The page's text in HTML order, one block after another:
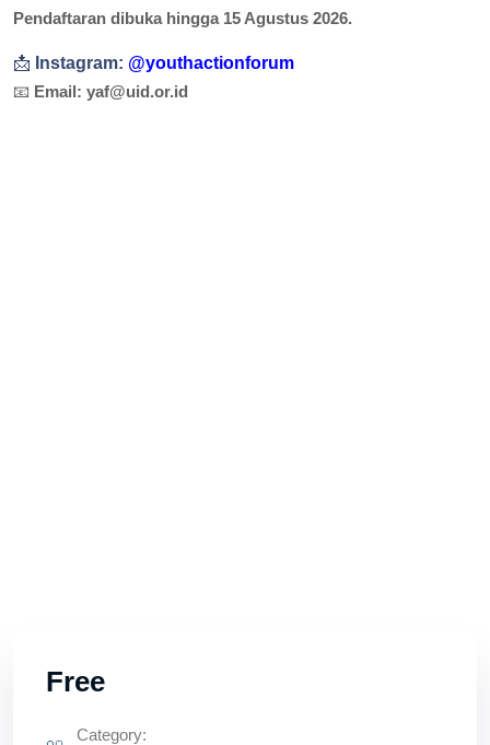
Pendaftaran dibuka hingga 15 Agustus 2026.
📩 Instagram: @youthactionforum
📧 Email: yaf@uid.or.id
Free
Category: